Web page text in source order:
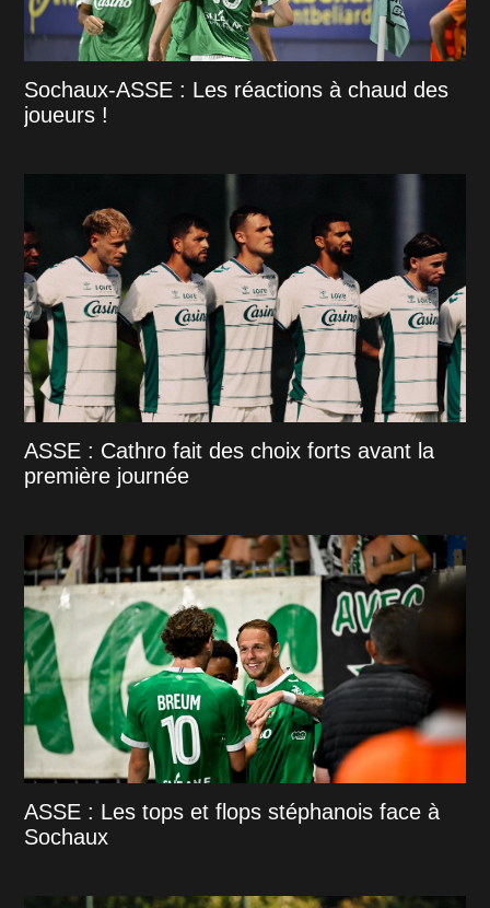
Sochaux-ASSE : Les réactions à chaud des
joueurs !
ASSE : Cathro fait des choix forts avant la
première journée
ASSE : Les tops et flops stéphanois face à
Sochaux